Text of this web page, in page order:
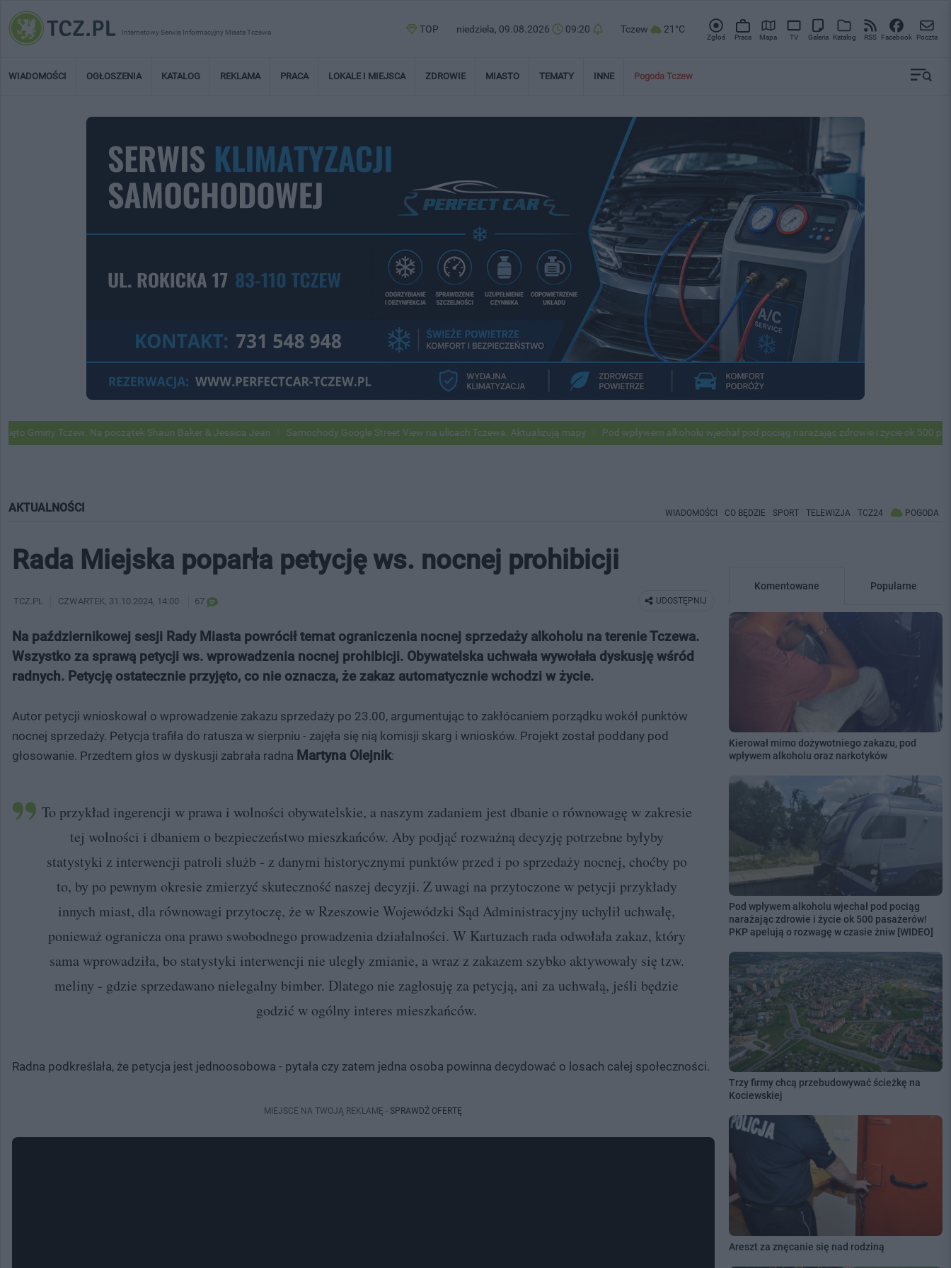
Internetowy Serwis Informacyjny Miasta Tczewa TOP niedziela, 09.08.2026 09:20 Tczew 21°C
Zgłoś Praca Mapa TV Galeria Katalog RSS Facebook Poczta
WIADOMOŚCI OGŁOSZENIA KATALOG REKLAMA PRACA LOKALE I MIEJSCA ZDROWIE MIASTO TEMATY INNE Pogoda Tczew
Tczew. Na początek Shaun Baker & Jessica Jean Samochody Google Street View na ulicach Tczewa. Aktualizują mapy Pod wpływem alkoholu wjechał pod pociąg narażając zdrowie i życie ok 500 pasażerów!
AKTUALNOŚCI WIADOMOŚCI CO BĘDZIE SPORT TELEWIZJA TCZ24 POGODA
Rada Miejska poparła petycję ws. nocnej prohibicji
UDOSTĘPNIJ
TCZ.PL CZWARTEK, 31.10.2024, 14:00 67
Na październikowej sesji Rady Miasta powrócił temat ograniczenia nocnej sprzedaży alkoholu na terenie Tczewa.
Wszystko za sprawą petycji ws. wprowadzenia nocnej prohibicji. Obywatelska uchwała wywołała dyskusję wśród
radnych. Petycję ostatecznie przyjęto, co nie oznacza, że zakaz automatycznie wchodzi w życie.
Autor petycji wnioskował o wprowadzenie zakazu sprzedaży po 23.00, argumentując to zakłócaniem porządku wokół punktów
nocnej sprzedaży. Petycja trafiła do ratusza w sierpniu - zajęła się nią komisji skarg i wniosków. Projekt został poddany pod
głosowanie. Przedtem głos w dyskusji zabrała radna Martyna Olejnik:
To przykład ingerencji w prawa i wolności obywatelskie, a naszym zadaniem jest dbanie o równowagę w zakresie
tej wolności i dbaniem o bezpieczeństwo mieszkańców. Aby podjąć rozważną decyzję potrzebne byłyby
statystyki z interwencji patroli służb - z danymi historycznymi punktów przed i po sprzedaży nocnej, choćby po
to, by po pewnym okresie zmierzyć skuteczność naszej decyzji. Z uwagi na przytoczone w petycji przykłady
innych miast, dla równowagi przytoczę, że w Rzeszowie Wojewódzki Sąd Administracyjny uchylił uchwałę,
ponieważ ogranicza ona prawo swobodnego prowadzenia działalności. W Kartuzach rada odwołała zakaz, który
sama wprowadziła, bo statystyki interwencji nie uległy zmianie, a wraz z zakazem szybko aktywowały się tzw.
meliny - gdzie sprzedawano nielegalny bimber. Dlatego nie zagłosuję za petycją, ani za uchwałą, jeśli będzie
godzić w ogólny interes mieszkańców.
Radna podkreślała, że petycja jest jednoosobowa - pytała czy zatem jedna osoba powinna decydować o losach całej społeczności.
MIEJSCE NA TWOJĄ REKLAMĘ - SPRAWDŹ OFERTĘ
Komentowane Popularne
Kierował mimo dożywotniego zakazu, pod
wpływem alkoholu oraz narkotyków
Pod wpływem alkoholu wjechał pod pociąg
narażając zdrowie i życie ok 500 pasażerów!
PKP apelują o rozwagę w czasie żniw [WIDEO]
Trzy firmy chcą przebudowywać ścieżkę na
Kociewskiej
Areszt za znęcanie się nad rodziną